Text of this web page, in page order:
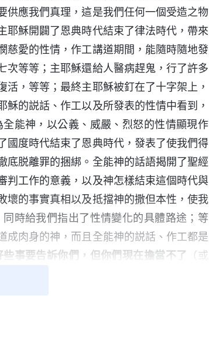
供應我們真理，這是我們任何一個受造之物
耶穌開闢了恩典時代結束了律法時代，帶來
慈愛的性情，作工講道期間，能隨時隨地發
次等等；主耶穌還給人醫病趕鬼，行了許多
，等等；最終主耶穌被釘在了十字架上，
的説話、作工以及所發表的性情中看到，
能神，以公義、威嚴、烈怒的性情顯現作
國度時代結束了恩典時代，發表了使我們得
底脱離罪的捆綁。全能神的話語揭開了聖經
判工作的意義，以及神怎樣結束這個時代與
壞的事實真相以及抵擋神的撒但本性，使我
時給我們指出了性情變化的具體路途；等
成肉身的神，而且全能神的説話、作工都是
些事要告訴你們，但你們現在擔當不了 （或